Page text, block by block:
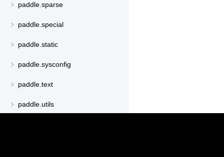
paddle.sparse
paddle.special
paddle.static
paddle.sysconfig
paddle.text
paddle.utils